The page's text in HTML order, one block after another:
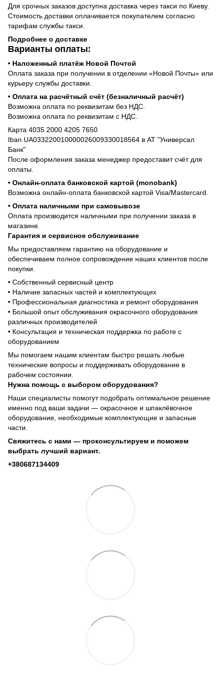
Для срочных заказов доступна доставка через такси по Киеву.
Стоимость доставки оплачивается покупателем согласно
тарифам службы такси.
Подробнее о доставке
Варианты оплаты:
• Наложенный платёж Новой Почтой
Оплата заказа при получении в отделении «Новой Почты» или
курьеру службы доставки.
• Оплата на расчётный счёт (безналичный расчёт)
Возможна оплата по реквизитам без НДС.
Возможна оплата по реквизитам с НДС.
Карта 4035 2000 4205 7650
Iban UA033220010000026009330018564 в АТ "Универсал
Банк"
После оформления заказа менеджер предоставит счёт для
оплаты.
• Онлайн-оплата банковской картой (monobank)
Возможна онлайн-оплата банковской картой Visa/Mastercard.
• Оплата наличными при самовывозе
Оплата производится наличными при получении заказа в
магазине.
Гарантия и сервисное обслуживание
Мы предоставляем гарантию на оборудование и
обеспечиваем полное сопровождение наших клиентов после
покупки.
• Собственный сервисный центр
• Наличие запасных частей и комплектующих
• Профессиональная диагностика и ремонт оборудования
• Большой опыт обслуживания окрасочного оборудования
различных производителей
• Консультация и техническая поддержка по работе с
оборудованием
Мы помогаем нашим клиентам быстро решать любые
технические вопросы и поддерживать оборудование в
рабочем состоянии.
Нужна помощь с выбором оборудования?
Наши специалисты помогут подобрать оптимальное решение
именно под ваши задачи — окрасочное и шпаклёвочное
оборудование, необходимые комплектующие и запасные
части.
Свяжитесь с нами — проконсультируем и поможем
выбрать лучший вариант.
+380687134409